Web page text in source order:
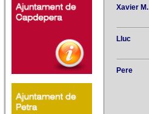
Xavier M.
Lluc
Pere